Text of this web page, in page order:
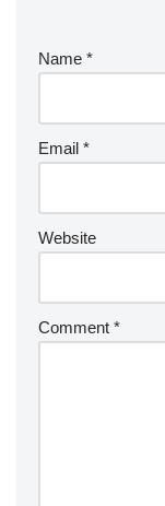
Name *
Email *
Website
Comment *